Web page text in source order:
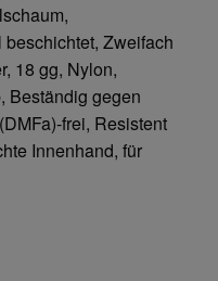
Zweifach
18 gg, Nylon,
Beständig gegen
frei, Resistent
Innenhand, für